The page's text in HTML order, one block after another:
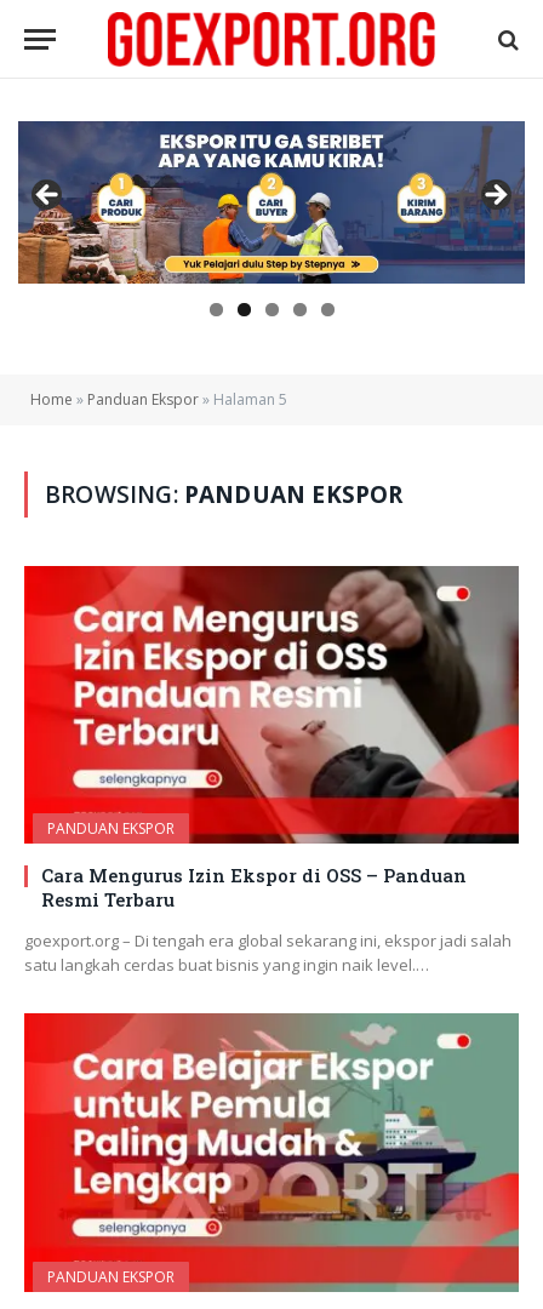
Home » Panduan Ekspor» Halaman 5
BROWSING: PANDUAN EKSPOR
PANDUAN EKSPOR
Cara Mengurus Izin Ekspor di OSS – Panduan
Resmi Terbaru
goexport.org – Di tengah era global sekarang ini, ekspor jadi salah
satu langkah cerdas buat bisnis yang ingin naik level.…
PANDUAN EKSPOR